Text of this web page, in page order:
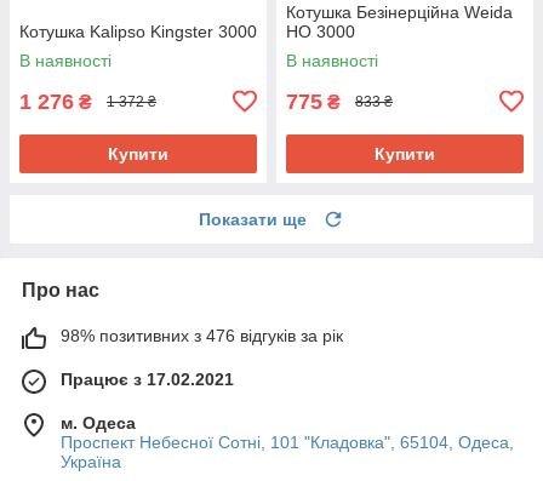
Котушка Kalipso Kingster 3000
В наявності
1 276 ₴ 1 372 ₴
Купити
Котушка Безінерційна Weida
HO 3000
В наявності
775 ₴ 833 ₴
Купити
Показати ще
Про нас
98% позитивних з 476 відгуків за рік
Працює з 17.02.2021
м. Одеса
Проспект Небесної Сотні, 101 "Кладовка", 65104, Одеса,
Україна